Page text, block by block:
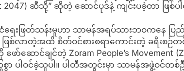
2047) ဆီသို့” ဆိုတဲ့ ဆောင်ပုဒ်နဲ့ ကျင်းပခဲ့တာ ဖြစ်
ငံရေးဖြတ်သန်းမှုဟာ သာမန်အရပ်သားဘဝကနေ ပ
ဖြစ်လာတဲ့အထိ စိတ်ဝင်စားစရာကောင်းတဲ့ ခရီးစဉ်
ော်ဆောင်ချင်တဲ့ Zoram People’s Movement
ါဝင်ခဲ့သူပါ။ ပါတီအတွင်းမှာ သာမန်အဖွဲ့ဝင်တစ်ဦး